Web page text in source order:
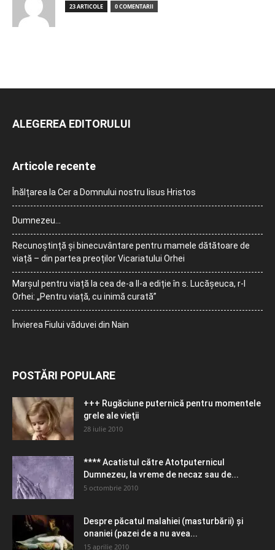
23 ARTICOLE 0 COMENTARII
ALEGEREA EDITORULUI
Articole recente
Înălțarea la Cer a Domnului nostru Iisus Hristos
Dumnezeu…
Recunoștință și binecuvântare pentru mamele dătătoare de
viață – din partea preoților Vicariatului Orhei
Marșul pentru viață la cea de-a II-a ediție în s. Lucășeuca, r-l
Orhei: „Pentru viață, cu inimă curată”
Învierea Fiului văduvei din Nain
POSTĂRI POPULARE
+++ Rugăciune puternică pentru momentele
grele ale vieţii
28 iulie 2010
**** Acatistul către Atotputernicul
Dumnezeu, la vreme de necaz sau de...
5 octombrie 2010
Despre păcatul malahiei (masturbării) şi
onaniei (pazei de a nu avea...
15 aprilie 2010